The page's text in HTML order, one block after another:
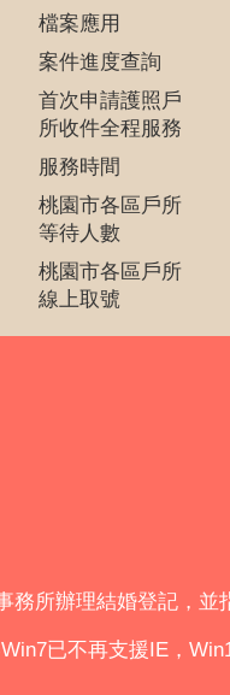
檔案應用
案件進度查詢
首次申請護照戶
所收件全程服務
服務時間
桃園市各區戶所
等待人數
桃園市各區戶所
線上取號
所辦理結婚登記，並
已不再支援IE，